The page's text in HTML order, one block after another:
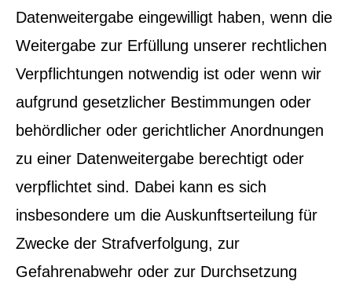
Datenweitergabe eingewilligt haben, wenn die
Weitergabe zur Erfüllung unserer rechtlichen
Verpflichtungen notwendig ist oder wenn wir
aufgrund gesetzlicher Bestimmungen oder
behördlicher oder gerichtlicher Anordnungen
zu einer Datenweitergabe berechtigt oder
verpflichtet sind. Dabei kann es sich
insbesondere um die Auskunftserteilung für
Zwecke der Strafverfolgung, zur
Gefahrenabwehr oder zur Durchsetzung